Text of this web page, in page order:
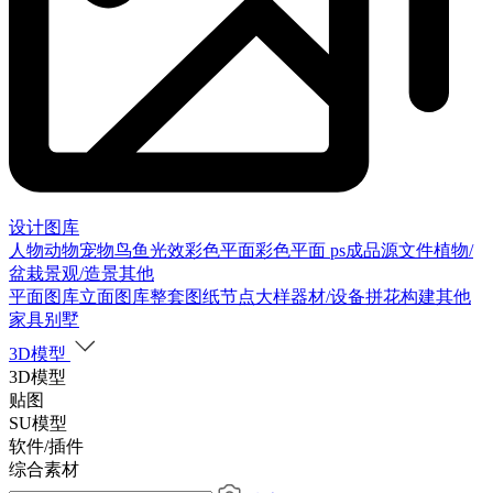
设计图库
人物动物宠物鸟鱼光效彩色平面彩色平面 ps成品源文件植物/
盆栽景观/造景其他
平面图库立面图库整套图纸节点大样器材/设备拼花构建其他
家具别墅
3D模型
3D模型
贴图
SU模型
软件/插件
综合素材